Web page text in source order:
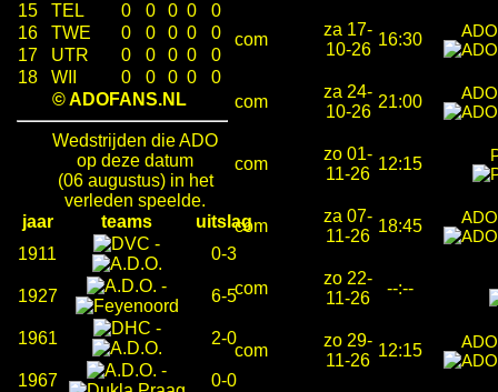
15
TEL 0 0 0 0
0
16
TWE 0 0 0 0
0
17
UTR 0 0 0 0
0
18
WII 0 0 0 0
0
© ADOFANS.NL
Wedstrijden die ADO
op deze datum
(06 augustus) in het
verleden speelde.
jaar
teams
uitslag
1911
-
0-3
1927
-
6-5
1961
-
2-0
1967
-
0-0
com
za 17-
10-26
16:30
com
za 24-
10-26
21:00
com
zo 01-
11-26
12:15
com
za 07-
11-26
18:45
com
zo 22-
11-26
--:--
com
zo 29-
11-26
12:15